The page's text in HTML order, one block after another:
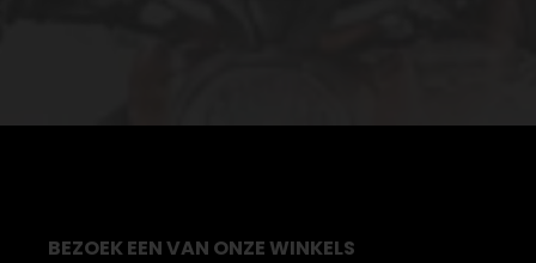
BEZOEK EEN VAN ONZE WINKELS